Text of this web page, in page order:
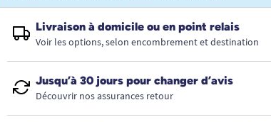
Livraison à domicile ou en point relais
Voir les options, selon encombrement et destination
Jusqu’à 30 jours pour changer d’avis
Découvrir nos assurances retour